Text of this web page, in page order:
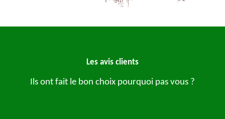
Les avis clients
Ils ont fait le bon choix pourquoi pas vous ?